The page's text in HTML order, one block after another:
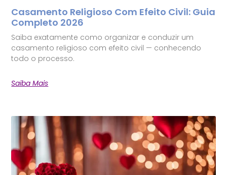
Casamento Religioso Com Efeito Civil: Guia
Completo 2026
Saiba exatamente como organizar e conduzir um
casamento religioso com efeito civil — conhecendo
todo o processo.
Saiba Mais